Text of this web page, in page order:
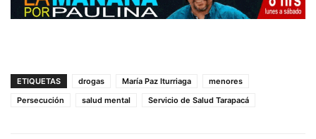
ETIQUETAS drogas María Paz Iturriaga
menores
Persecución
salud mental Servicio de Salud Tarapacá